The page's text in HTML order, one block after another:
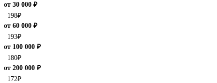
от 30 000 ₽
198₽
от 60 000 ₽
193₽
от 100 000 ₽
180₽
от 200 000 ₽
172₽